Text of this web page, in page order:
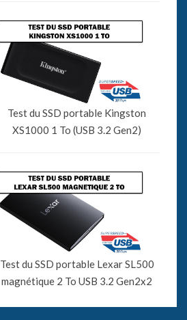
Test du SSD portable Kingston
XS1000 1 To (USB 3.2 Gen2)
Test du SSD portable Lexar SL500
magnétique 2 To USB 3.2 Gen2x2